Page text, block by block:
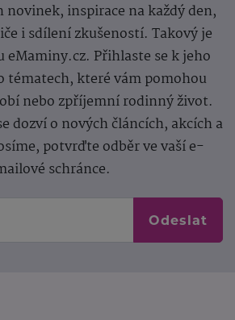
novinek, inspirace na každý den,
i sdílení zkušeností. Takový je
eMaminy.cz. Přihlaste se k jeho
tématech, které vám pomohou
nebo zpříjemní rodinný život.
dozví o nových článcích, akcích a
potvrďte odběr ve vaší e-
schránce.
Odeslat